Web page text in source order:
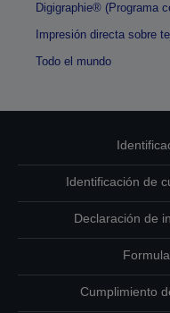
Digigraphie® (Programa
Impresión directa sobre
Todo el mundo
Identificación de
Declaración de
Cumplimiento